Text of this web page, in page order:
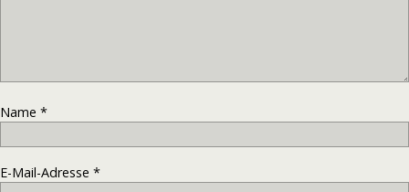
Name *
E-Mail-Adresse *